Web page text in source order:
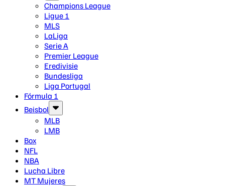
Champions League
Ligue 1
MLS
LaLiga
Serie A
Premier League
Eredivisie
Bundesliga
Liga Portugal
Fórmula 1
Beisbol
MLB
LMB
Box
NFL
NBA
Lucha Libre
MT Mujeres